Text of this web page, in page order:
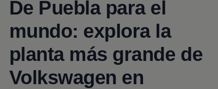
De Puebla para el
mundo: explora la
planta más grande de
Volkswagen en